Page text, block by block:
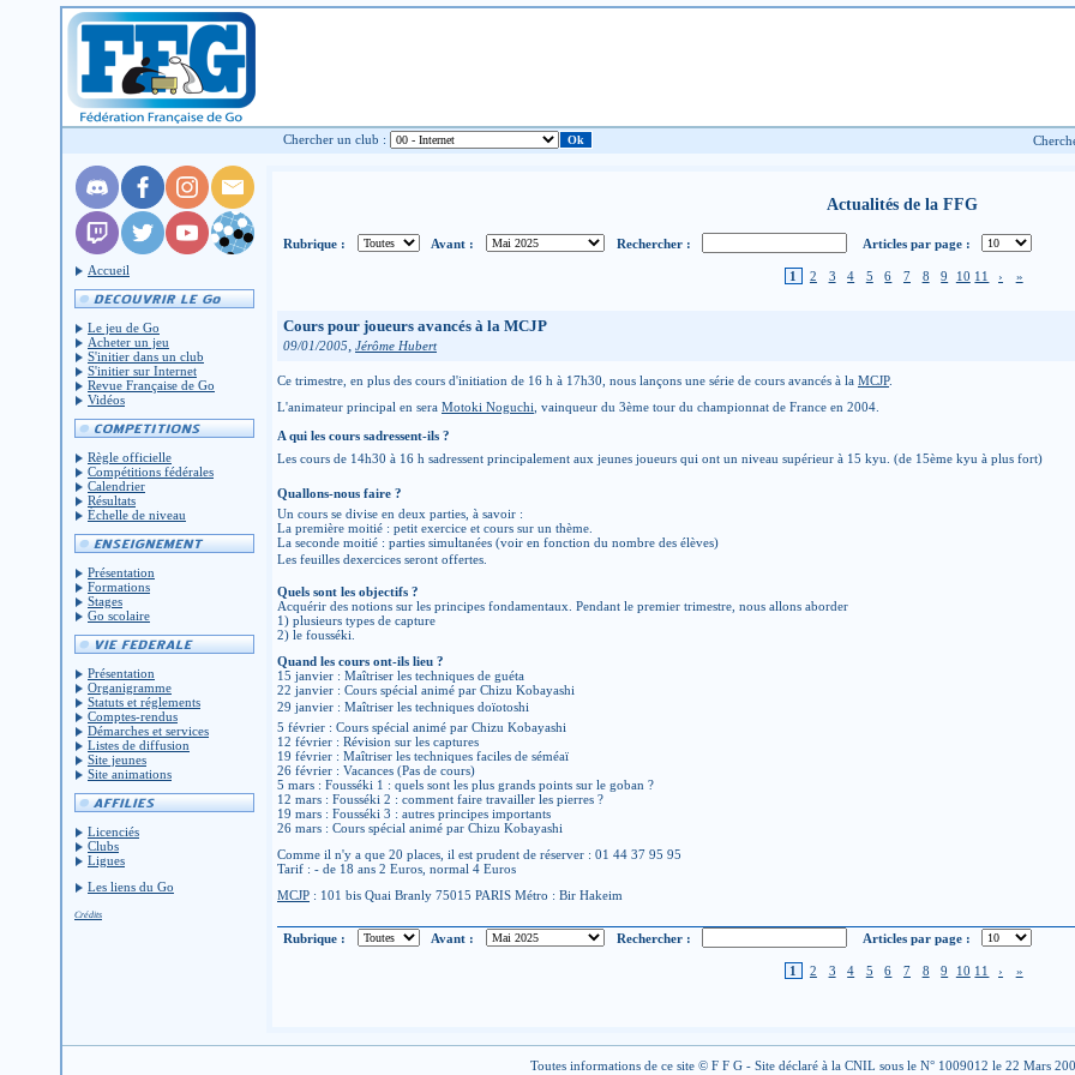
Chercher un club :
Accueil
Le jeu de Go
Acheter un jeu
S'initier dans un club
S'initier sur Internet
Revue Française de Go
Vidéos
Règle officielle
Compétitions fédérales
Calendrier
Résultats
Échelle de niveau
Présentation
Formations
Stages
Go scolaire
Présentation
Organigramme
Statuts et réglements
Comptes-rendus
Démarches et services
Listes de diffusion
Site jeunes
Site animations
Licenciés
Clubs
Ligues
Les liens du Go
Crédits
Actualités de la FFG
Rubrique : Avant : Rechercher : Articles par page :
1 2 3 4 5 6 7 8 9 10 11 › »
Cours pour joueurs avancés à la MCJP
09/01/2005, Jérôme Hubert
Ce trimestre, en plus des cours d'initiation de 16 h à 17h30, nous lançons une série de cours avancés à la MCJP.
L'animateur principal en sera Motoki Noguchi , vainqueur du 3ème tour du championnat de France en 2004.
A qui les cours sadressent-ils ?
Les cours de 14h30 à 16 h sadressent principalement aux jeunes joueurs qui ont un niveau supérieur à 15 kyu. (de 15ème kyu à plus fort)
Quallons-nous faire ?
Un cours se divise en deux parties, à savoir :
La première moitié : petit exercice et cours sur un thème.
La seconde moitié : parties simultanées (voir en fonction du nombre des élèves)
Les feuilles dexercices seront offertes.
Quels sont les objectifs ?
Acquérir des notions sur les principes fondamentaux. Pendant le premier trimestre, nous allons aborder
1) plusieurs types de capture
2) le fousséki.
Quand les cours ont-ils lieu ?
15 janvier : Maîtriser les techniques de guéta
22 janvier : Cours spécial animé par Chizu Kobayashi
29 janvier : Maîtriser les techniques doïotoshi
5 février : Cours spécial animé par Chizu Kobayashi
12 février : Révision sur les captures
19 février : Maîtriser les techniques faciles de séméaï
26 février : Vacances (Pas de cours)
5 mars : Fousséki 1 : quels sont les plus grands points sur le goban ?
12 mars : Fousséki 2 : comment faire travailler les pierres ?
19 mars : Fousséki 3 : autres principes importants
26 mars : Cours spécial animé par Chizu Kobayashi
Comme il n'y a que 20 places, il est prudent de réserver : 01 44 37 95 95
Tarif : - de 18 ans 2 Euros, normal 4 Euros
MCJP : 101 bis Quai Branly 75015 PARIS Métro : Bir Hakeim
Rubrique : Avant : Rechercher : Articles par page :
1 2 3 4 5 6 7 8 9 10 11 › »
Toutes informations de ce site © F F G - Site déclaré à la CNIL sous le N° 1009012 le 22 Mars